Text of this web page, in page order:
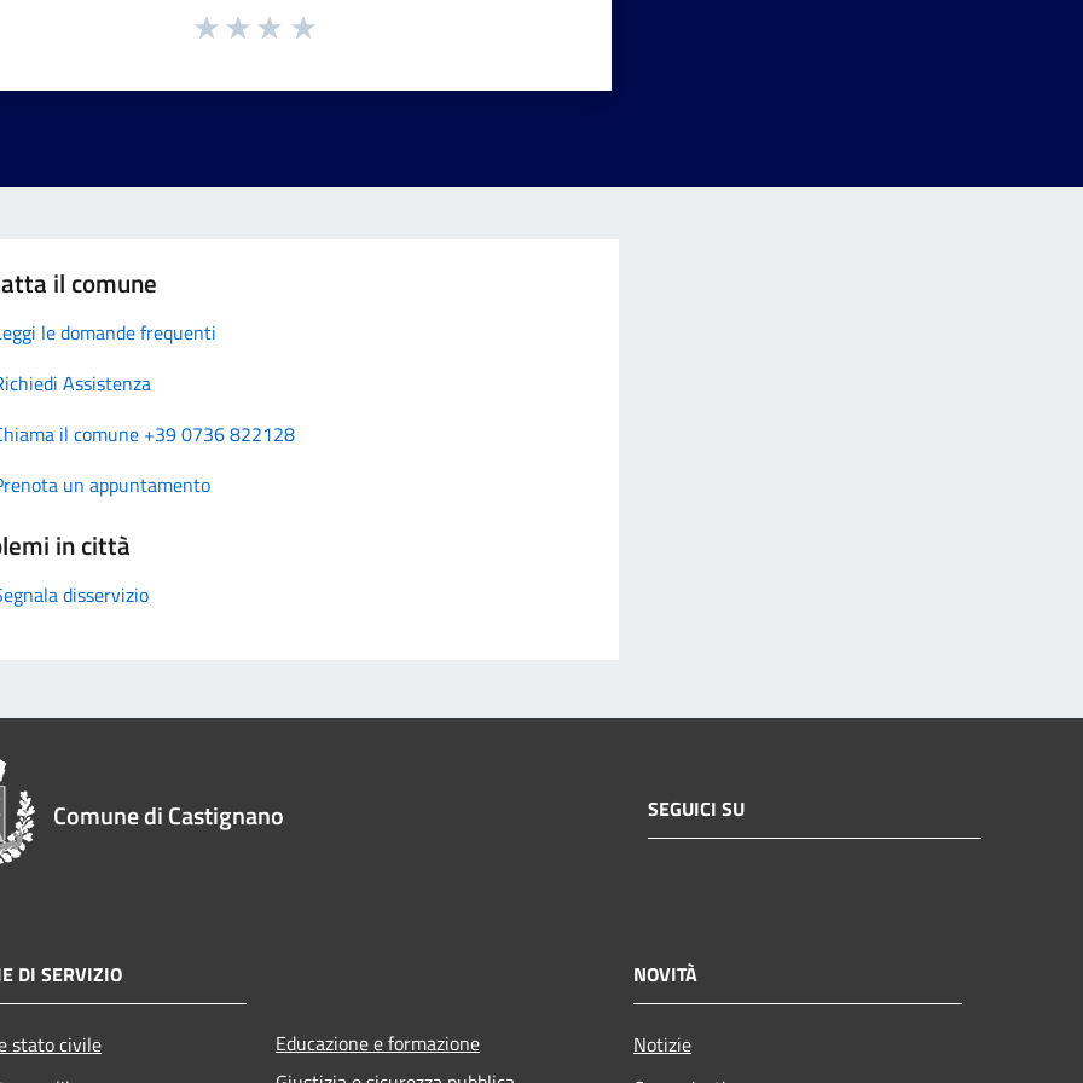
il comune
le domande frequenti
Assistenza
il comune +39 0736 822128
un appuntamento
in città
disservizio
Comune di Castignano SEGUICI SU
DI SERVIZIO
stato civile
Educazione e formazione
NOVITÀ
Notizie